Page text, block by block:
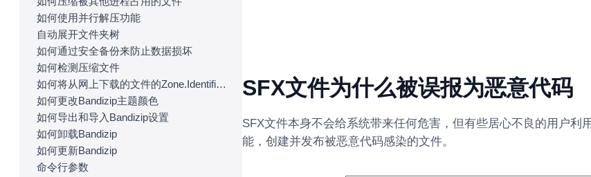
如何使用并行解压功能
自动展开文件夹树
如何通过安全备份来防止数据损坏
如何检测压缩文件
如何将从网上下载的文件的Zone.Identifier信息复制到解压后的文件中
如何更改Bandizip主题颜色
如何导出和导入Bandizip设置
如何卸载Bandizip
如何更新Bandizip
命令行参数
SFX文件为什么被误报为恶意代码
SFX文件本身不会给系统带来任何危害，但有些居心不良的用户利
能，创建并发布被恶意代码感染的文件。